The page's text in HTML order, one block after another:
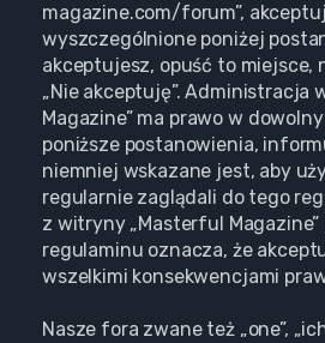
magazine.com/forum”,
wyszczególnione poniżej
akceptujesz, opuść to miejsce,
„Nie akceptuję”. Administracja
Magazine” ma prawo w
poniższe postanowienia,
niemniej wskazane jest, aby
regularnie zaglądali do tego
z witryny „Masterful Magazine”
regulaminu oznacza, że
wszelkimi konsekwencjami
Nasze fora zwane też „one”,